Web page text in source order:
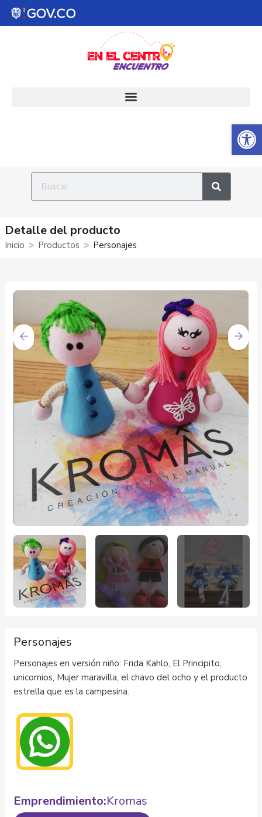
Abrir
Detalle del producto
Inicio Productos Personajes
Personajes
Personajes en versión niño: Frida Kahlo, El Principito,
unicornios, Mujer maravilla, el chavo del ocho y el producto
estrella que es la campesina.
Emprendimiento:Kromas